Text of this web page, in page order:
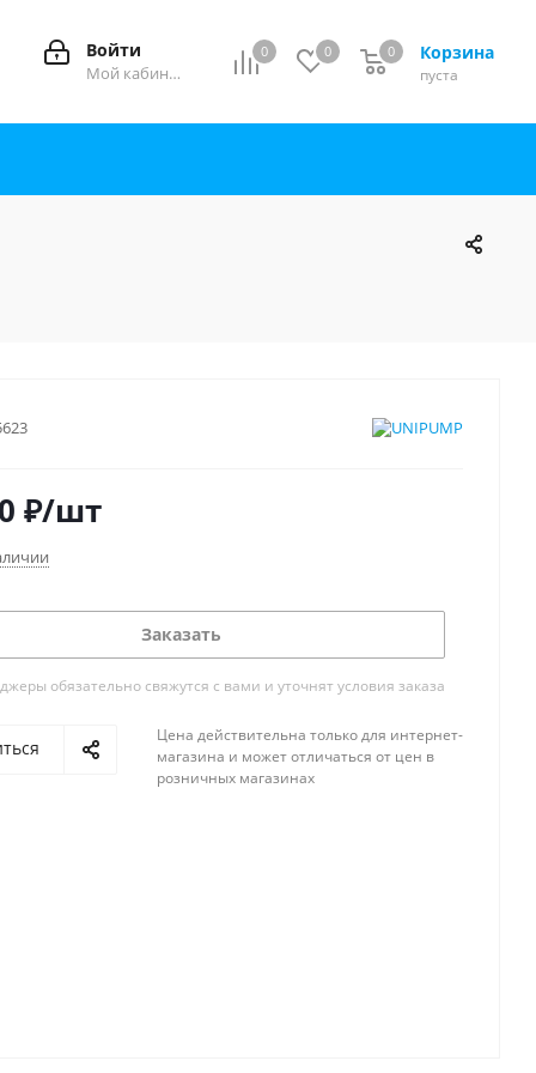
0 0 Корзина
0
пуста
0
Войти
Мой кабинет
₽/шт
Заказать
обязательно свяжутся с вами и уточнят условия заказа
Цена действительна только для интернет-
магазина и может отличаться от цен в
розничных магазинах